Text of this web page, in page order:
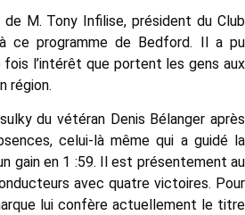
M. Tony Infilise, président du Club
ce programme de Bedford. Il a pu
l’intérêt que portent les gens aux
région.
du vétéran Denis Bélanger après
celui-là même qui a guidé la
gain en 1 :59. Il est présentement au
avec quatre victoires. Pour
lui confère actuellement le titre